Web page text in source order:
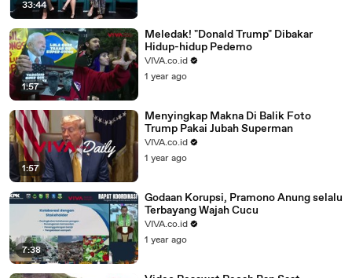
33:44
1:57
Meledak! "Donald Trump" Dibakar
Hidup-hidup Pedemo
VIVA.co.id
1 year ago
1:57
Menyingkap Makna Di Balik Foto
Trump Pakai Jubah Superman
VIVA.co.id
1 year ago
7:38
Godaan Korupsi, Pramono Anung selalu
Terbayang Wajah Cucu
VIVA.co.id
1 year ago